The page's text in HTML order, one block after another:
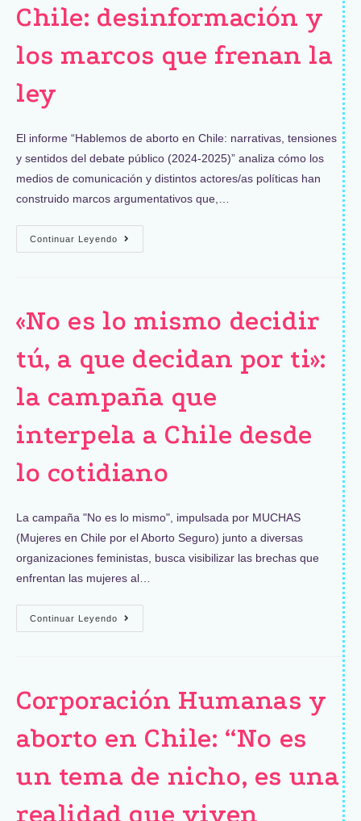
Chile: desinformación y
los marcos que frenan la
ley
El informe “Hablemos de aborto en Chile: narrativas, tensiones
y sentidos del debate público (2024-2025)” analiza cómo los
medios de comunicación y distintos actores/as políticas han
construido marcos argumentativos que,…
Continuar Leyendo
«No es lo mismo decidir
tú, a que decidan por ti»:
la campaña que
interpela a Chile desde
lo cotidiano
La campaña "No es lo mismo", impulsada por MUCHAS
(Mujeres en Chile por el Aborto Seguro) junto a diversas
organizaciones feministas, busca visibilizar las brechas que
enfrentan las mujeres al…
Continuar Leyendo
Corporación Humanas y
aborto en Chile: “No es
un tema de nicho, es una
realidad que viven